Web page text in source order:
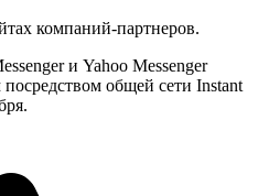
компаний-партнеров.
и Yahoo Messenger
общей сети Instant